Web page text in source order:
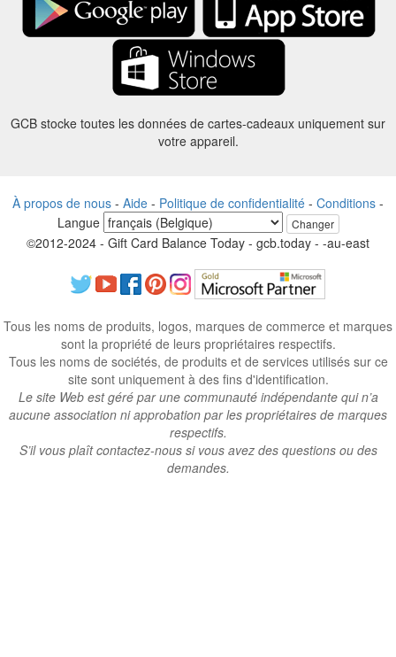
GCB stocke toutes les données de cartes-cadeaux uniquement sur
votre appareil.
À propos de nous - Aide - Politique de confidentialité - Conditions -
Langue
Changer
©2012-2024 - Gift Card Balance Today - gcb.today - -au-east
Tous les noms de produits, logos, marques de commerce et marques
sont la propriété de leurs propriétaires respectifs.
Tous les noms de sociétés, de produits et de services utilisés sur ce
site sont uniquement à des fins d'identification.
Le site Web est géré par une communauté indépendante qui n’a
aucune association ni approbation par les propriétaires de marques
respectifs.
S’il vous plaît contactez-nous si vous avez des questions ou des
demandes.